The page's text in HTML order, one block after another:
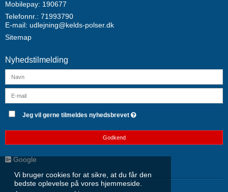
Vi bruger cookies for at sikre, at du får den
bedste oplevelse på vores hjemmeside.
Mobilepay: 190677
Telefonnr.: 71993790
E-mail: udlejning@kelds-polser.dk
Sitemap
Nyhedstilmelding
Jeg vil gerne tilmeldes nyhedsbrevet
Godkend
Google